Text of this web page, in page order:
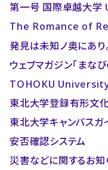
第一号 国際卓越大学
The Romance of
発見は未知ノ奥にあり
ウェブマガジン「まなび
TOHOKU
東北大学登録有形文
東北大学キャンパスガ
安否確認システム
災害などに関するお知